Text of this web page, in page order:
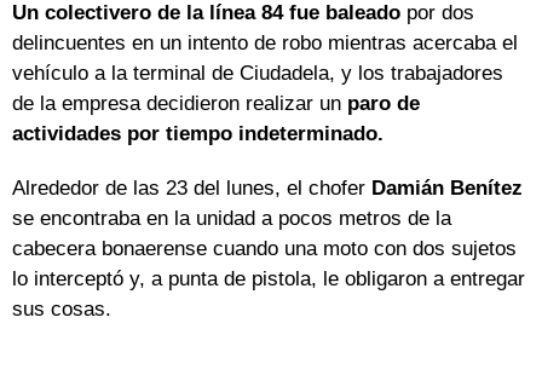
Un colectivero de la línea 84 fue baleado por dos
delincuentes en un intento de robo mientras acercaba el
vehículo a la terminal de Ciudadela, y los trabajadores
de la empresa decidieron realizar un paro de
actividades por tiempo indeterminado.
Alrededor de las 23 del lunes, el chofer Damián Benítez
se encontraba en la unidad a pocos metros de la
cabecera bonaerense cuando una moto con dos sujetos
lo interceptó y, a punta de pistola, le obligaron a entregar
sus cosas.